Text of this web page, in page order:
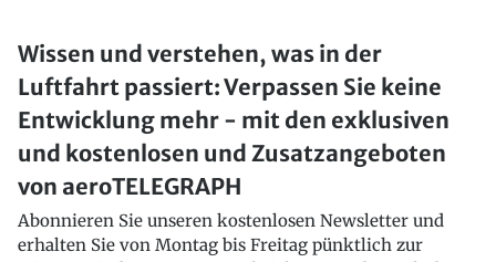
Wissen und verstehen, was in der
Luftfahrt passiert: Verpassen Sie keine
Entwicklung mehr - mit den exklusiven
und kostenlosen und Zusatzangeboten
von aeroTELEGRAPH
Abonnieren Sie unseren kostenlosen Newsletter und
erhalten Sie von Montag bis Freitag pünktlich zur